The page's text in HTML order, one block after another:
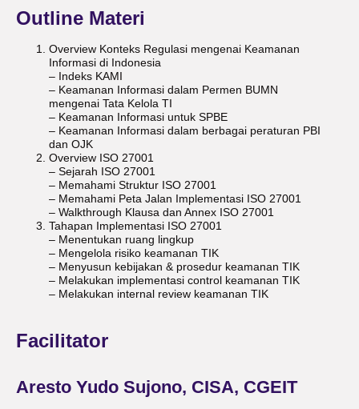
Outline Materi
Overview Konteks Regulasi mengenai Keamanan
Informasi di Indonesia
– Indeks KAMI
– Keamanan Informasi dalam Permen BUMN
mengenai Tata Kelola TI
– Keamanan Informasi untuk SPBE
– Keamanan Informasi dalam berbagai peraturan PBI
dan OJK
Overview ISO 27001
– Sejarah ISO 27001
– Memahami Struktur ISO 27001
– Memahami Peta Jalan Implementasi ISO 27001
– Walkthrough Klausa dan Annex ISO 27001
Tahapan Implementasi ISO 27001
– Menentukan ruang lingkup
– Mengelola risiko keamanan TIK
– Menyusun kebijakan & prosedur keamanan TIK
– Melakukan implementasi control keamanan TIK
– Melakukan internal review keamanan TIK
Facilitator
Aresto Yudo Sujono, CISA, CGEIT